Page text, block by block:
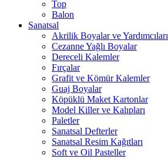
Top
Balon
Sanatsal
Akrilik Boyalar ve Yardımcıları
Cezanne Yağlı Boyalar
Dereceli Kalemler
Fırçalar
Grafit ve Kömür Kalemler
Guaj Boyalar
Köpüklü Maket Kartonlar
Model Killer ve Kalıpları
Paletler
Sanatsal Defterler
Sanatsal Resim Kağıtları
Soft ve Oil Pasteller